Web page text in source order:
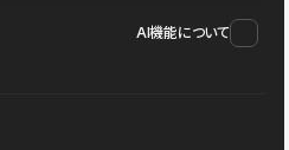
AI機能について